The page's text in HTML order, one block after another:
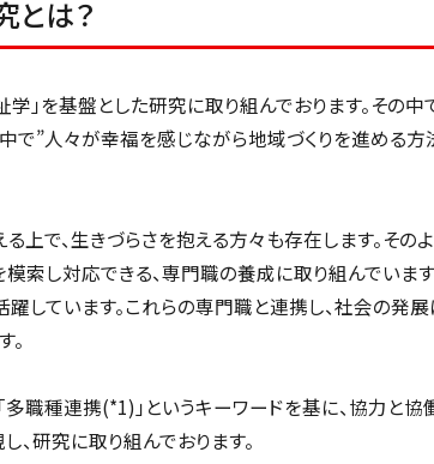
とは？
学」を基盤とした研究に取り組んでおります。その中
で”人々が幸福を感じながら地域づくりを進める
上で、生きづらさを抱える方々も存在します。その
索し対応できる、専門職の養成に取り組んでいま
しています。これらの専門職と連携し、社会の発
。
多職種連携(*1)」というキーワードを基に、協力と
、研究に取り組んでおります。